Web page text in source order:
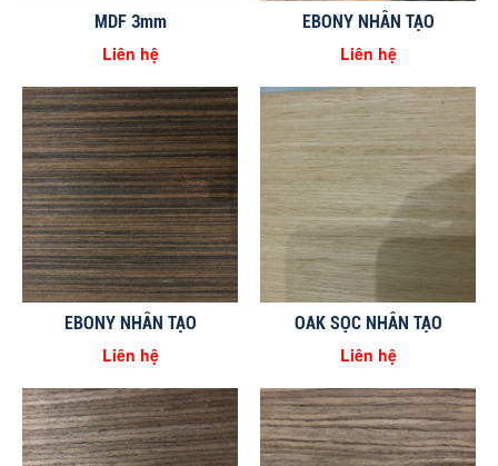
MDF 3mm
Liên hệ
EBONY NHÂN TẠO
Liên hệ
EBONY NHÂN TẠO
Liên hệ
OAK SỌC NHÂN TẠO
Liên hệ